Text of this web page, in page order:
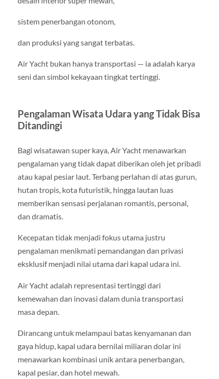
sistem penerbangan otonom,
dan produksi yang sangat terbatas.
Air Yacht bukan hanya transportasi — ia adalah karya
seni dan simbol kekayaan tingkat tertinggi.
Pengalaman Wisata Udara yang Tidak Bisa
Ditandingi
Bagi wisatawan super kaya, Air Yacht menawarkan
pengalaman yang tidak dapat diberikan oleh jet pribadi
atau kapal pesiar laut. Terbang perlahan di atas gurun,
hutan tropis, kota futuristik, hingga lautan luas
memberikan sensasi perjalanan romantis, personal,
dan dramatis.
Kecepatan tidak menjadi fokus utama justru
pengalaman menikmati pemandangan dan privasi
eksklusif menjadi nilai utama dari kapal udara ini.
Air Yacht adalah representasi tertinggi dari
kemewahan dan inovasi dalam dunia transportasi
masa depan.
Dirancang untuk melampaui batas kenyamanan dan
gaya hidup, kapal udara bernilai miliaran dolar ini
menawarkan kombinasi unik antara penerbangan,
kapal pesiar, dan hotel mewah.